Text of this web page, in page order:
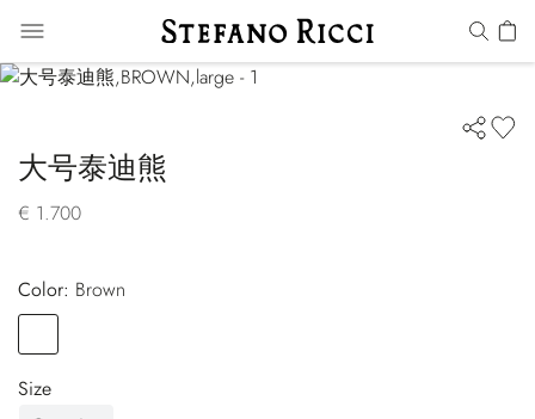
大号泰迪熊
€ 1.700
Color:
brown
Size